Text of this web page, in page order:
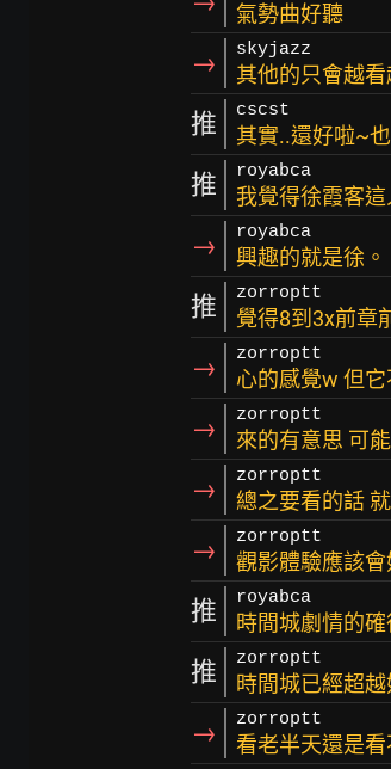
氣勢曲好聽
→ skyjazz
其他的只會越
推 cscst
其實..還好啦~
推 royabca
我覺得徐霞客
→ royabca
興趣的就是徐。
推 zorroptt
覺得8到3x前章
→ zorroptt
心的感覺w 但
→ zorroptt
來的有意思 可
→ zorroptt
總之要看的話
→ zorroptt
觀影體驗應該會
推 royabca
時間城劇情的
推 zorroptt
時間城已經超
→ zorroptt
看老半天還是